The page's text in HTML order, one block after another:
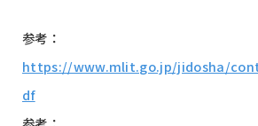
参考：
https://www.mlit.go.jp/jidosha/
df